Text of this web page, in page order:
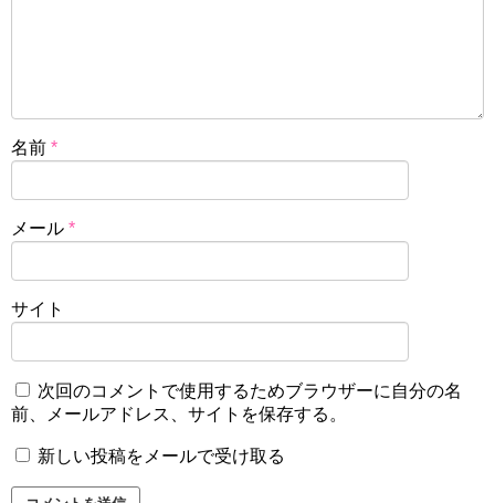
名前 *
メール *
サイト
次回のコメントで使用するためブラウザーに自分の名
前、メールアドレス、サイトを保存する。
新しい投稿をメールで受け取る